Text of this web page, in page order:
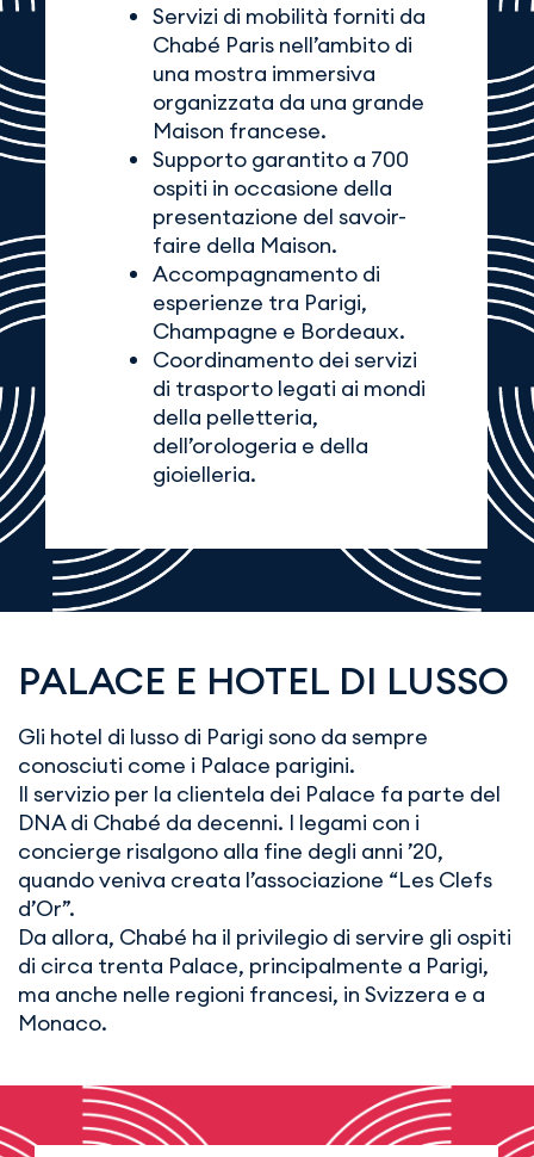
Servizi di mobilità forniti da
Chabé Paris nell’ambito di
una mostra immersiva
organizzata da una grande
Maison francese.
Supporto garantito a 700
ospiti in occasione della
presentazione del savoir-
faire della Maison.
Accompagnamento di
esperienze tra Parigi,
Champagne e Bordeaux.
Coordinamento dei servizi
di trasporto legati ai mondi
della pelletteria,
dell’orologeria e della
gioielleria.
PALACE E HOTEL DI LUSSO
Gli hotel di lusso di Parigi sono da sempre
conosciuti come i Palace parigini.
Il servizio per la clientela dei Palace fa parte del
DNA di Chabé da decenni. I legami con i
concierge risalgono alla fine degli anni ’20,
quando veniva creata l’associazione “Les Clefs
d’Or”.
Da allora, Chabé ha il privilegio di servire gli ospiti
di circa trenta Palace, principalmente a Parigi,
ma anche nelle regioni francesi, in Svizzera e a
Monaco.